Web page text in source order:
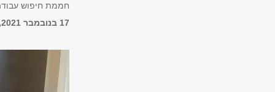
חממת חיפוש
17 בנובמבר 2021, 14:00